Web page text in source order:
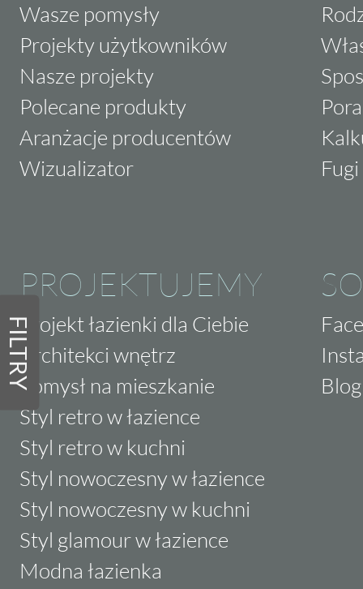
FILTRY
Wasze pomysły
Projekty użytkowników
Nasze projekty
Polecane produkty
Aranżacje producentów
Wizualizator
PROJEKTUJEMY
Projekt łazienki dla Ciebie
Architekci wnętrz
Pomysł na mieszkanie
Styl retro w łazience
Styl retro w kuchni
Styl nowoczesny w łazience
Styl nowoczesny w kuchni
Styl glamour w łazience
Modna łazienka
Blog